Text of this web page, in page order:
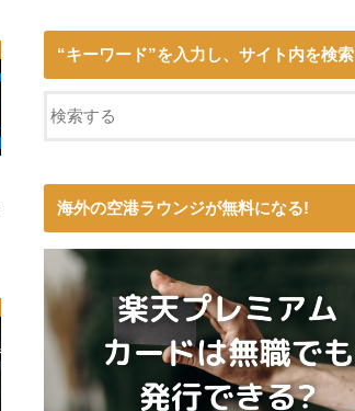
“キーワード”を入力し、サイト内を検索
海外の空港ラウンジが無料になる!